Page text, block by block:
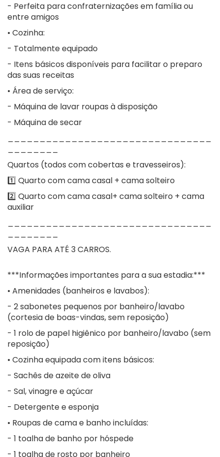
- Perfeita para confraternizações em família ou
entre amigos
• Cozinha:
- Totalmente equipado
- Itens básicos disponíveis para facilitar o preparo
das suas receitas
• Área de serviço:
- Máquina de lavar roupas à disposição
- Máquina de secar
Quartos (todos com cobertas e travesseiros):
1️⃣ Quarto com cama casal + cama solteiro
2️⃣ Quarto com cama casal+ cama solteiro + cama
auxiliar
VAGA PARA ATÉ 3 CARROS.
***Informações importantes para a sua estadia:***
• Amenidades (banheiros e lavabos):
- 2 sabonetes pequenos por banheiro/lavabo
(cortesia de boas-vindas, sem reposição)
- 1 rolo de papel higiênico por banheiro/lavabo (sem
reposição)
• Cozinha equipada com itens básicos:
- Sachês de azeite de oliva
- Sal, vinagre e açúcar
- Detergente e esponja
• Roupas de cama e banho incluídas:
- 1 toalha de banho por hóspede
- 1 toalha de rosto por banheiro